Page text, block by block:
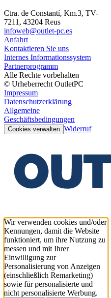
Ctra. de Constantí, Km.3, TV-
7211, 43204 Reus
infoweb@outlet-pc.es
Anfahrt
Kontaktieren Sie uns
Internes Informationssystem
Partnerprogramm
Alle Rechte vorbehalten
© Urheberrecht OutletPC
Impressum
Datenschutzerklärung
Allgemeine
Geschäftsbedingungen
Cookies verwalten Widerruf
Wir verwenden cookies und/oder
Kennungen, damit die Website
funktioniert, um ihre Nutzung zu
messen und mit Ihrer
Einwilligung zur
Personalisierung von Anzeigen
(einschließlich Remarketing)
sowie für personalisierte und
nicht personalisierte Werbung.